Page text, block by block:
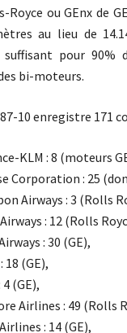
Royce ou GEnx de
au lieu de
suffisant pour 90%
bi-moteurs.
10 enregistre 171
KLM : 8 (moteurs
Corporation : 25
Airways : 3 (Rolls
: 12 (Rolls
: 30 (GE),
18 (GE),
4 (GE),
Airlines : 49 (Rolls
: 14 (GE),